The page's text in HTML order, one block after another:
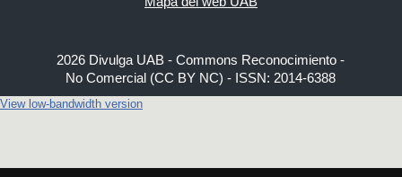
2026 Divulga UAB - Commons Reconocimiento -
No Comercial (CC BY NC) - ISSN: 2014-6388
View low-bandwidth version